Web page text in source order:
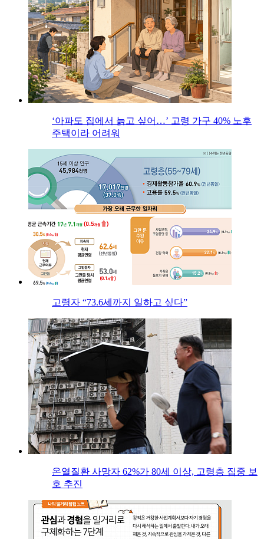
‘아파도 집에서 늙고 싶어…’ 고령 가구 40% 노후
주택이라 어려워
고령자 “73.6세까지 일하고 싶다”
온열질환 사망자 62%가 80세 이상, 고령층 집중 보
호 추진